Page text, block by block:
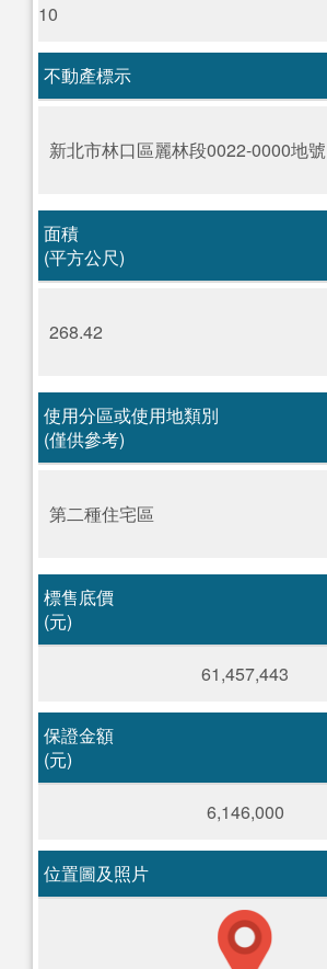
10
不動產標示
新北市林口區麗林段0022-0000地號
面積
(平方公尺)
268.42
使用分區或使用地類別
(僅供參考)
第二種住宅區
標售底價
(元)
61,457,443
保證金額
(元)
6,146,000
位置圖及照片